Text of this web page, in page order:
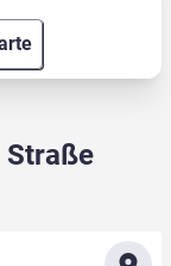
Straße